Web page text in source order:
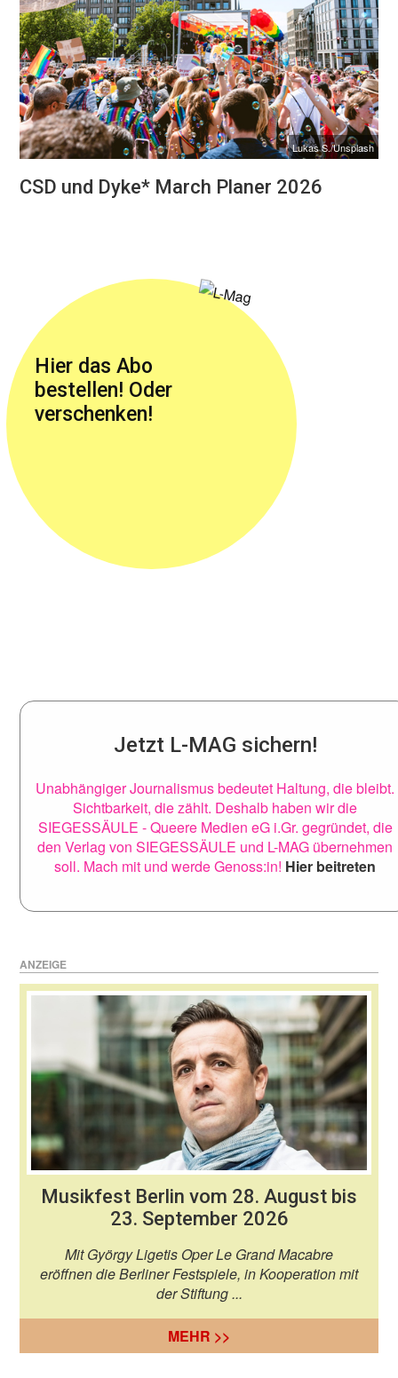
Lukas S./Unsplash
CSD und Dyke* March Planer 2026
Hier das Abo
bestellen! Oder
verschenken!
Jetzt L-MAG sichern!
Unabhängiger Journalismus bedeutet Haltung, die bleibt.
Sichtbarkeit, die zählt. Deshalb haben wir die
SIEGESSÄULE - Queere Medien eG i.Gr. gegründet, die
den Verlag von SIEGESSÄULE und L-MAG übernehmen
soll. Mach mit und werde Genoss:in! Hier beitreten
ANZEIGE
Musikfest Berlin vom 28. August bis
23. September 2026
Mit György Ligetis Oper Le Grand Macabre
eröffnen die Berliner Festspiele, in Kooperation mit
der Stiftung ...
MEHR >>